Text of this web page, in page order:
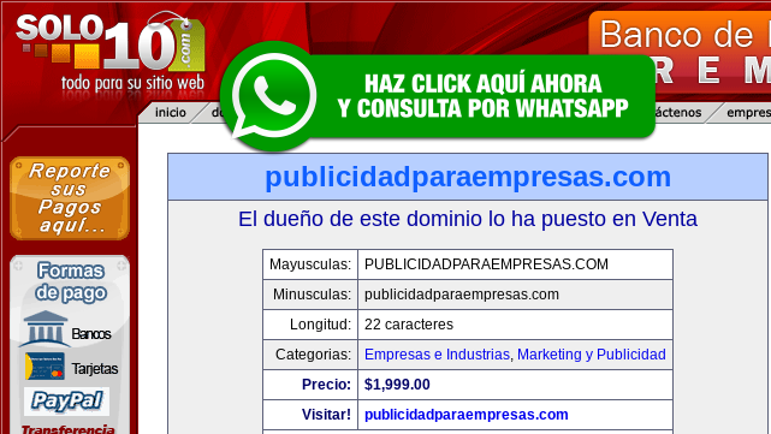
publicidadparaempresas.com
El dueño de este dominio lo ha puesto en Venta
Mayusculas:
PUBLICIDADPARAEMPRESAS.COM
Minusculas:
publicidadparaempresas.com
Longitud:
22 caracteres
Categorias:
Empresas e Industrias, Marketing y Publicidad
Precio:
$1,999.00
Visitar!
publicidadparaempresas.com